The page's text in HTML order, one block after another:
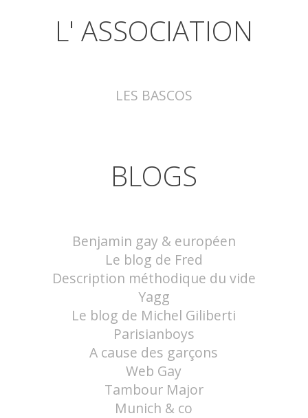
L' ASSOCIATION
LES BASCOS
BLOGS
Benjamin gay & européen
Le blog de Fred
Description méthodique du vide
Yagg
Le blog de Michel Giliberti
Parisianboys
A cause des garçons
Web Gay
Tambour Major
Munich & co